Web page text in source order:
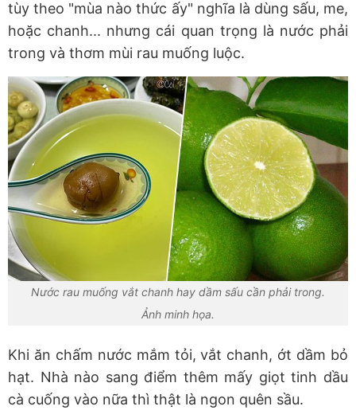
tùy theo "mùa nào thức ấy" nghĩa là dùng sấu, me,
hoặc chanh... nhưng cái quan trọng là nước phải
trong và thơm mùi rau muống luộc.
Nước rau muống vắt chanh hay dầm sấu cần phải trong.
Ảnh minh họa.
Khi ăn chấm nước mắm tỏi, vắt chanh, ớt dầm bỏ
hạt. Nhà nào sang điểm thêm mấy giọt tinh dầu
cà cuống vào nữa thì thật là ngon quên sầu.